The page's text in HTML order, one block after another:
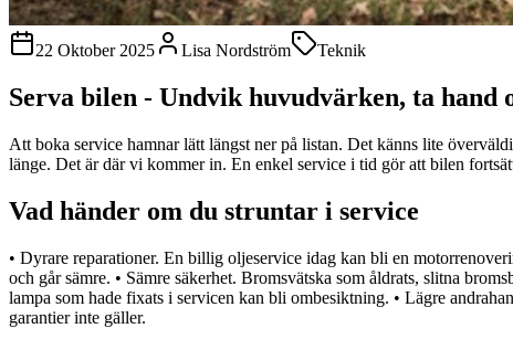
22 Oktober 2025 Lisa Nordström Teknik
Serva bilen - Undvik huvudvärken, ta hand
Att boka service hamnar lätt längst ner på listan. Det känns lite
länge. Det är där vi kommer in. En enkel service i tid gör att bilen
Vad händer om du struntar i service
• Dyrare reparationer. En billig oljeservice idag kan bli en
och går sämre. • Sämre säkerhet. Bromsvätska som åldrats, slitna
lampa som hade fixats i servicen kan bli ombesiktning. • Lägre
garantier inte gäller.